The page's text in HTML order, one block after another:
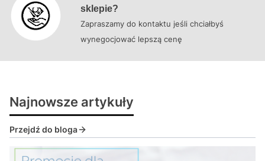
sklepie?
Zapraszamy do kontaktu jeśli chciałbyś
wynegocjować lepszą cenę
Najnowsze artykuły
Przejdź do bloga